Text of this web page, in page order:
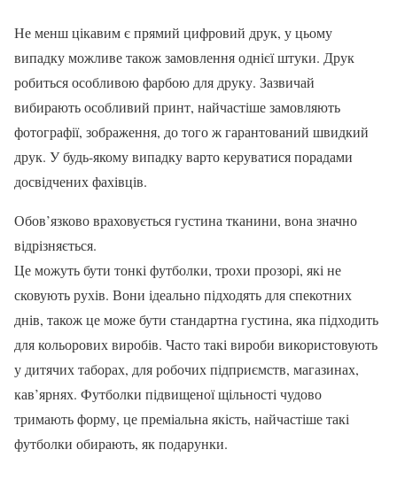
Не менш цікавим є прямий цифровий друк, у цьому
випадку можливе також замовлення однієї штуки. Друк
робиться особливою фарбою для друку. Зазвичай
вибирають особливий принт, найчастіше замовляють
фотографії, зображення, до того ж гарантований швидкий
друк. У будь-якому випадку варто керуватися порадами
досвідчених фахівців.
Обов’язково враховується густина тканини, вона значно
відрізняється.
Це можуть бути тонкі футболки, трохи прозорі, які не
сковують рухів. Вони ідеально підходять для спекотних
днів, також це може бути стандартна густина, яка підходить
для кольорових виробів. Часто такі вироби використовують
у дитячих таборах, для робочих підприємств, магазинах,
кав’ярнях. Футболки підвищеної щільності чудово
тримають форму, це преміальна якість, найчастіше такі
футболки обирають, як подарунки.